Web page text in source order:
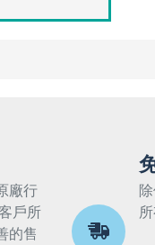
廠行
戶所
的售